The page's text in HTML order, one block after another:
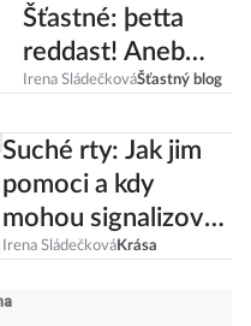
Šťastné: þetta
reddast! Aneb
islandské umění
Irena SládečkováŠťastný blog
Suché rty: Jak jim
pomoci a kdy
mohou signalizovat
nemoc?
Irena SládečkováKrása